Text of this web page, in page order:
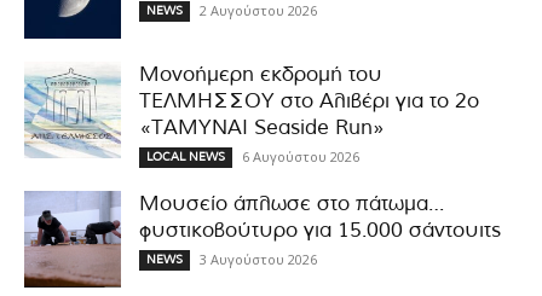
NEWS 2 Αυγούστου 2026
Μονοήμερη εκδρομή του
ΤΕΛΜΗΣΣΟΥ στο Αλιβέρι για το 2ο
«ΤΑΜΥΝΑΙ Seaside Run»
LOCAL NEWS 6 Αυγούστου 2026
Μουσείο άπλωσε στο πάτωμα…
φυστικοβούτυρο για 15.000 σάντουιτς
NEWS 3 Αυγούστου 2026